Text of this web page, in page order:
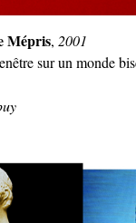
Mépris, 2001
sur un monde